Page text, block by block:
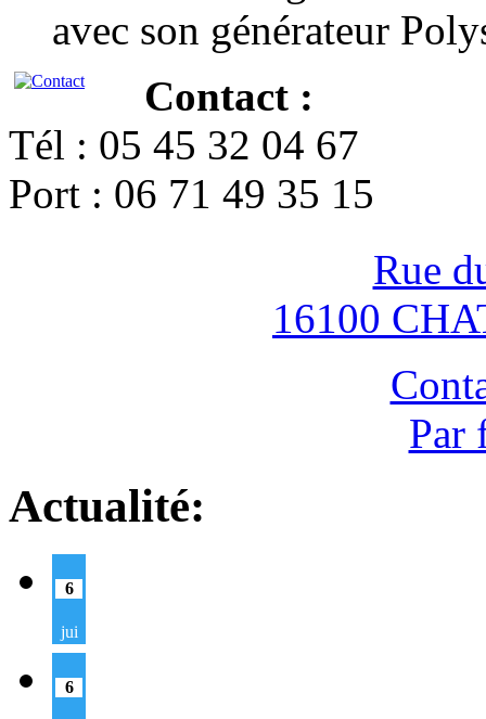
avec son générateur
Contact :
Tél : 05 45 32 04 67
Port : 06 71 49 35 15
Rue
16100
Par
Actualité:
6
jui
6